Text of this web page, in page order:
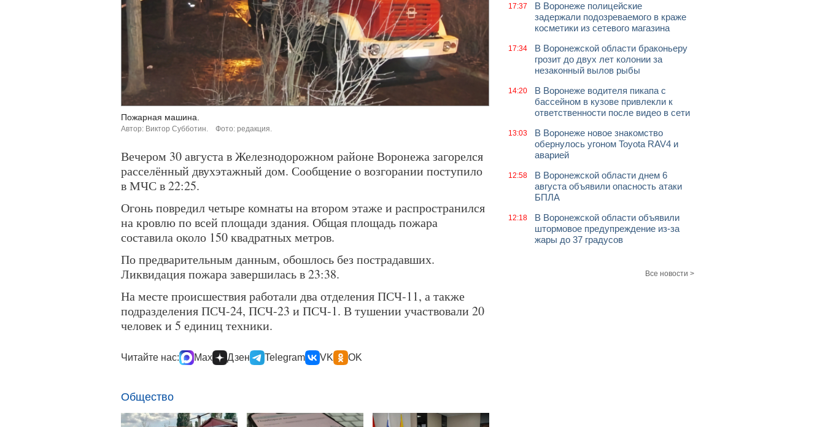
Пожарная машина.
Автор: Виктор Субботин. Фото: редакция.
Вечером 30 августа в Железнодорожном районе Воронежа загорелся
расселённый двухэтажный дом. Сообщение о возгорании поступило
в МЧС в 22:25.
Огонь повредил четыре комнаты на втором этаже и распространился
на кровлю по всей площади здания. Общая площадь пожара
составила около 150 квадратных метров.
По предварительным данным, обошлось без пострадавших.
Ликвидация пожара завершилась в 23:38.
На месте происшествия работали два отделения ПСЧ-11, а также
подразделения ПСЧ-24, ПСЧ-23 и ПСЧ-1. В тушении участвовали 20
человек и 5 единиц техники.
Читайте нас: Max Дзен Telegram VK OK
Общество
17:37
В Воронеже полицейские
задержали подозреваемого в краже
косметики из сетевого магазина
17:34
В Воронежской области браконьеру
грозит до двух лет колонии за
незаконный вылов рыбы
14:20
В Воронеже водителя пикапа с
бассейном в кузове привлекли к
ответственности после видео в сети
13:03
В Воронеже новое знакомство
обернулось угоном Toyota RAV4 и
аварией
12:58
В Воронежской области днем 6
августа объявили опасность атаки
БПЛА
12:18
В Воронежской области объявили
штормовое предупреждение из-за
жары до 37 градусов
Все новости >